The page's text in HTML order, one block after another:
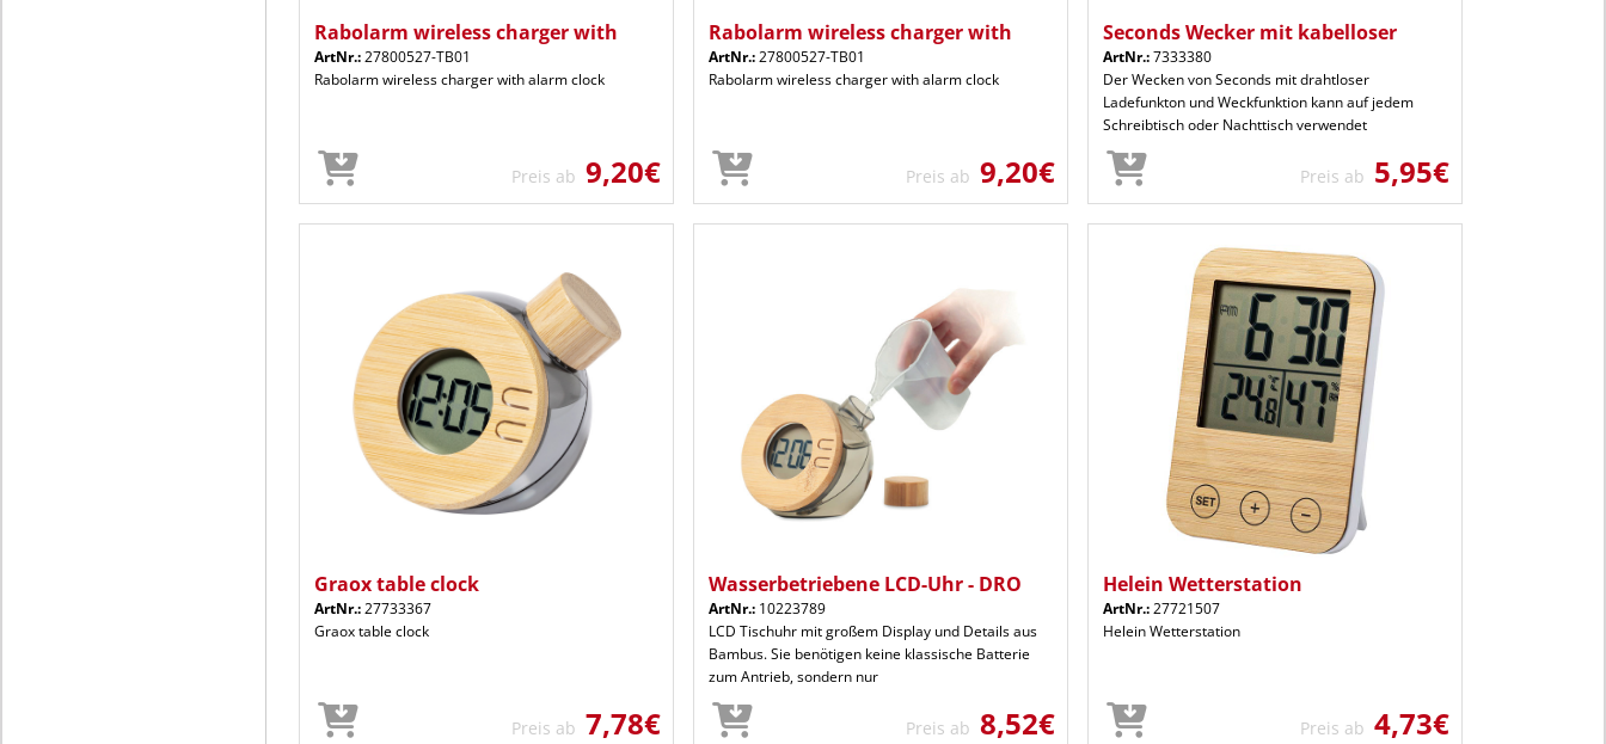
Rabolarm wireless charger with
ArtNr.:27800527-TB01
Rabolarm wireless charger with alarm clock
Preis ab 9,20€
Rabolarm wireless charger with
ArtNr.:27800527-TB01
Rabolarm wireless charger with alarm clock
Preis ab 9,20€
Seconds Wecker mit kabelloser
ArtNr.:7333380
Der Wecken von Seconds mit drahtloser
Ladefunkton und Weckfunktion kann auf jedem
Schreibtisch oder Nachttisch verwendet
Preis ab 5,95€
Graox table clock
ArtNr.:27733367
Graox table clock
Preis ab 7,78€
Wasserbetriebene LCD-Uhr - DRO
ArtNr.: 10223789
LCD Tischuhr mit großem Display und Details aus
Bambus. Sie benötigen keine klassische Batterie
zum Antrieb, sondern nur
Preis ab 8,52€
Helein Wetterstation
ArtNr.:27721507
Helein Wetterstation
Preis ab 4,73€